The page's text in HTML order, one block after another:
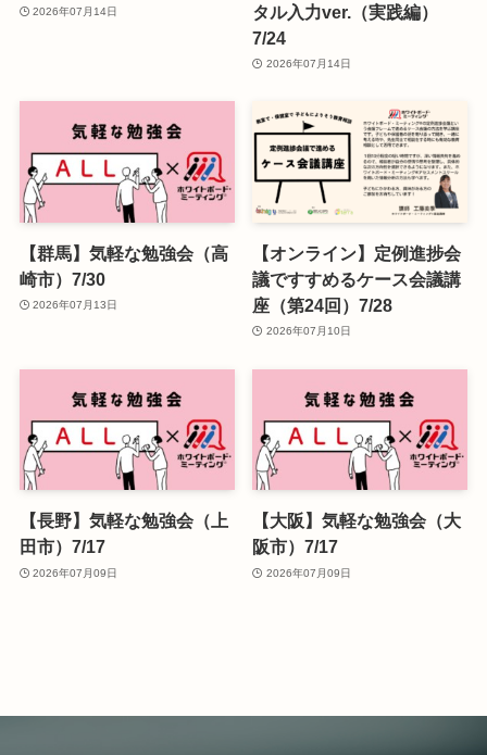
2026年07月14日
タル入力ver.（実践編）
7/24
2026年07月14日
【群馬】気軽な勉強会（高
崎市）7/30
2026年07月13日
【オンライン】定例進捗会
議ですすめるケース会議講
座（第24回）7/28
2026年07月10日
【長野】気軽な勉強会（上
田市）7/17
2026年07月09日
【大阪】気軽な勉強会（大
阪市）7/17
2026年07月09日